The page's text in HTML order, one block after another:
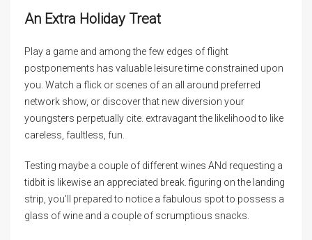
An Extra Holiday Treat
Play a game and among the few edges of flight
postponements has valuable leisure time constrained upon
you. Watch a flick or scenes of an all around preferred
network show, or discover that new diversion your
youngsters perpetually cite. extravagant the likelihood to like
careless, faultless, fun.
Testing maybe a couple of different wines ANd requesting a
tidbit is likewise an appreciated break. figuring on the landing
strip, you’ll prepared to notice a fabulous spot to possess a
glass of wine and a couple of scrumptious snacks.